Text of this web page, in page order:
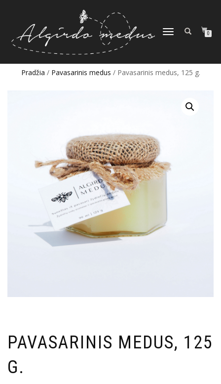
TOGGLE
0
Pradžia / Pavasarinis medus / Pavasarinis medus, 125 g.
PAVASARINIS MEDUS, 125
G.